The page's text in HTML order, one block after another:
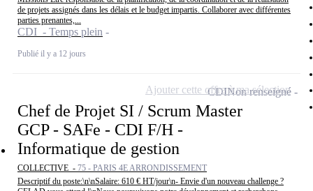
de projets assignés dans les délais et le budget impartis. Collaborer avec différentes
parties prenantes,...
CDI - Temps plein
Publié il y a 12 jours
Chef de Projet SI / Scrum Master
GCP - SAFe - CDI F/H -
Informatique de gestion
COLLECTIVE - 75 - PARIS 4E ARRONDISSEMENT
Descriptif du poste:\n\nSalaire: 610 € HT/jour\n- Envie d'un nouveau challenge ?
CDINon renseigné
Ajouter cette offre à ma sélection